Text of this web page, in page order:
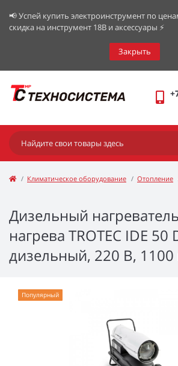
📢 Успей купить электроинструмент по
скидка на инструмент 18В и аксессуары ⚡️
Закрыть
Климатическое оборудование Отопление
Дизельный
нагрева TROTEC IDE 50
дизельный, 220 В,
Популярный